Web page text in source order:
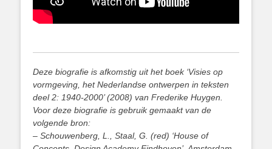
Deze biografie is afkomstig uit het boek ‘Visies op
vormgeving, het Nederlandse ontwerpen in teksten
deel 2: 1940-2000’ (2008) van Frederike Huygen.
Voor deze biografie is gebruik gemaakt van de
volgende bron:
– Schouwenberg, L., Staal, G. (red) ‘House of